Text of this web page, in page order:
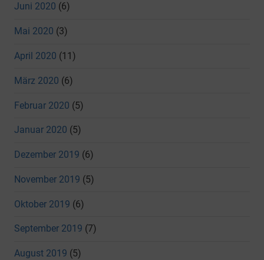
Juni 2020 (6)
Mai 2020 (3)
April 2020 (11)
März 2020 (6)
Februar 2020 (5)
Januar 2020 (5)
Dezember 2019 (6)
November 2019 (5)
Oktober 2019 (6)
September 2019 (7)
August 2019 (5)